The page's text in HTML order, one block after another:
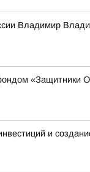
Владимир
«Защитники
и